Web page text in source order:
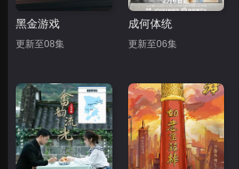
黑金游戏
更新至08集
成何体统
更新至06集